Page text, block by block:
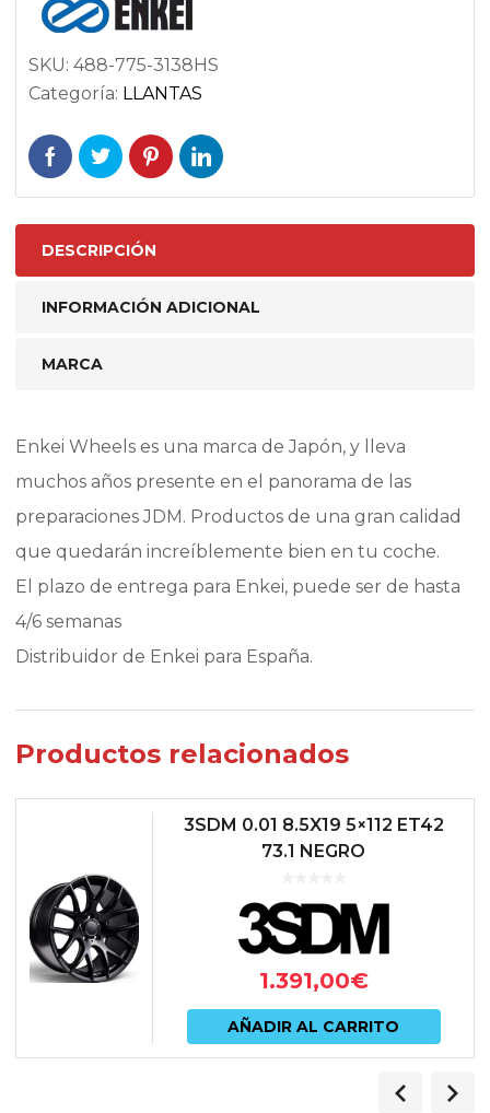
SKU: 488-775-3138HS
Categoría: LLANTAS
DESCRIPCIÓN
INFORMACIÓN ADICIONAL
MARCA
Enkei Wheels es una marca de Japón, y lleva
muchos años presente en el panorama de las
preparaciones JDM. Productos de una gran calidad
que quedarán increíblemente bien en tu coche.
El plazo de entrega para Enkei, puede ser de hasta
4/6 semanas
Distribuidor de Enkei para España.
Productos relacionados
3SDM 0.01 8.5X19 5×112 ET42
73.1 NEGRO
1.391,00€
AÑADIR AL CARRITO